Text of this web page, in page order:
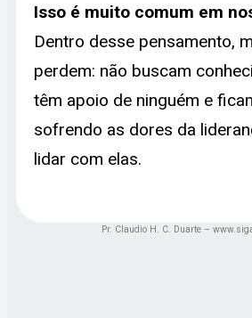
Isso é muito comum em
Dentro desse pensamento,
perdem: não buscam
têm apoio de ninguém e
sofrendo as dores da
lidar com elas.
Pr. Claudio H. C. Duarte –